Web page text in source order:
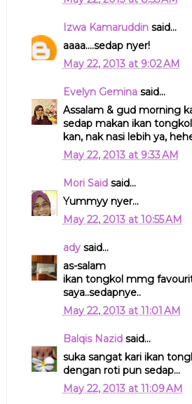
Izwa Kamaruddinsaid...
aaaa....sedap nyer!
May 22, 2013 at 9:02 AM
Evelyn Geminasaid...
Assalam & gud morning
sedap makan ikan
kan, nak nasi lebih ya,
May 22, 2013 at 9:33 AM
Mori Saidsaid...
Yummyy nyer...
May 22, 2013 at 10:55 AM
adysaid...
as-salam
ikan tongkol mmg
saya..sedapnye..
May 22, 2013 at 11:01 AM
Balqis Nazidsaid...
suka sangat kari ikan
dengan roti pun sedap...
May 22, 2013 at 11:09 AM